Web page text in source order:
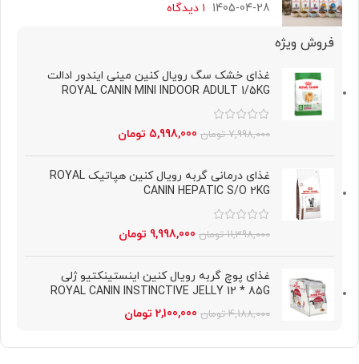
1405-04-28 ۱ دیدگاه
فروش ویژه
غذای خشک سگ رویال کنین مینی ایندور ادالت
ROYAL CANIN MINI INDOOR ADULT 1/5KG
7,998,000 تومان 5,998,000 تومان
غذای درمانی گربه رویال کنین هپاتیک ROYAL
CANIN HEPATIC S/O 2KG
11,398,000 تومان 9,998,000 تومان
غذای پوچ گربه رویال کنین اینستینکتیو ژلی
ROYAL CANIN INSTINCTIVE JELLY 12 * 85G
4,188,000 تومان 2,100,000 تومان